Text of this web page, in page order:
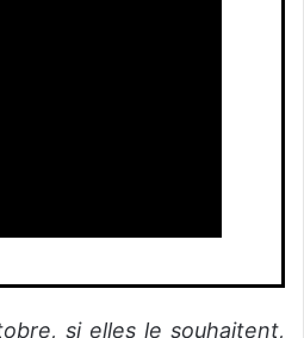
si elles le souhaitent,